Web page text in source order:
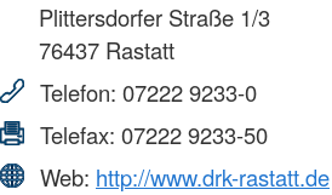
Plittersdorfer Straße 1/3
76437 Rastatt
Telefon: 07222 9233-0
Telefax: 07222 9233-50
Web: http://www.drk-rastatt.de